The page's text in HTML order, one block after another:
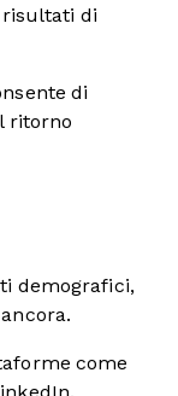
risultati di
di
ritorno
demografici,
come